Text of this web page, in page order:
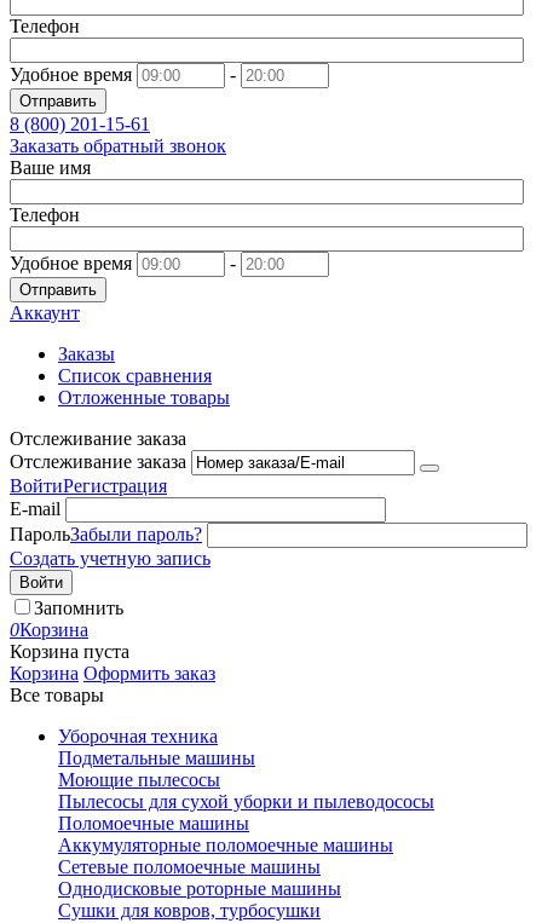
Телефон
Удобное время -
Отправить
8 (800) 201-15-61
Заказать обратный звонок
Ваше имя
Телефон
Удобное время -
Отправить
Аккаунт
Заказы
Список сравнения
Отложенные товары
Отслеживание заказа
Отслеживание заказа
ВойтиРегистрация
E-mail
ПарольЗабыли пароль?
Создать учетную запись
Войти
Запомнить
0Корзина
Корзина пуста
Корзина Оформить заказ
Все товары
Уборочная техника
Подметальные машины
Моющие пылесосы
Пылесосы для сухой уборки и пылеводососы
Поломоечные машины
Аккумуляторные поломоечные машины
Сетевые поломоечные машины
Однодисковые роторные машины
Сушки для ковров, турбосушки